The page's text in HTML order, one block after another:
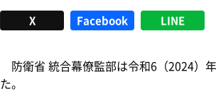
X Facebook LINE
防衛省 統合幕僚監部は令和6（2024）
た。